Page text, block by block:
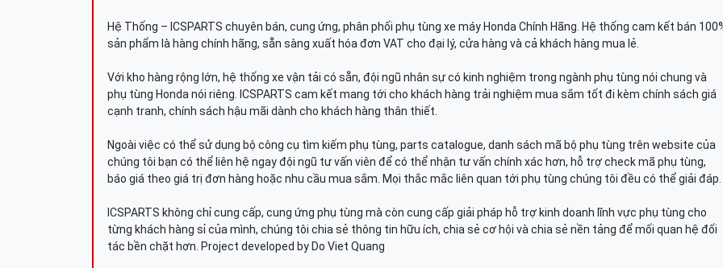
Hệ Thống – ICSPARTS chuyên bán, cung ứng, phân phối phụ tùng xe máy Honda Chính Hãng. Hệ thống cam kết bán
sản phẩm là hàng chính hãng, sẵn sàng xuất hóa đơn VAT cho đại lý, cửa hàng và cả khách hàng mua lẻ.
Với kho hàng rộng lớn, hệ thống xe vận tải có sẵn, đội ngũ nhân sự có kinh nghiệm trong ngành phụ tùng nói chung và
phụ tùng Honda nói riêng. ICSPARTS cam kết mang tới cho khách hàng trải nghiệm mua sắm tốt đi kèm chính sách giá
cạnh tranh, chính sách hậu mãi dành cho khách hàng thân thiết.
Ngoài việc có thể sử dụng bộ công cụ tìm kiếm phụ tùng, parts catalogue, danh sách mã bộ phụ tùng trên website của
chúng tôi bạn có thể liên hệ ngay đội ngũ tư vấn viên để có thể nhận tư vấn chính xác hơn, hỗ trợ check mã phụ tùng,
báo giá theo giá trị đơn hàng hoặc nhu cầu mua sắm. Mọi thắc mắc liên quan tới phụ tùng chúng tôi đều có thể giải đáp.
ICSPARTS không chỉ cung cấp, cung ứng phụ tùng mà còn cung cấp giải pháp hỗ trợ kinh doanh lĩnh vực phụ tùng cho
từng khách hàng sỉ của mình, chúng tôi chia sẻ thông tin hữu ích, chia sẻ cơ hội và chia sẻ nền tảng để mối quan hệ đối
tác bền chặt hơn. Project developed by Do Viet Quang